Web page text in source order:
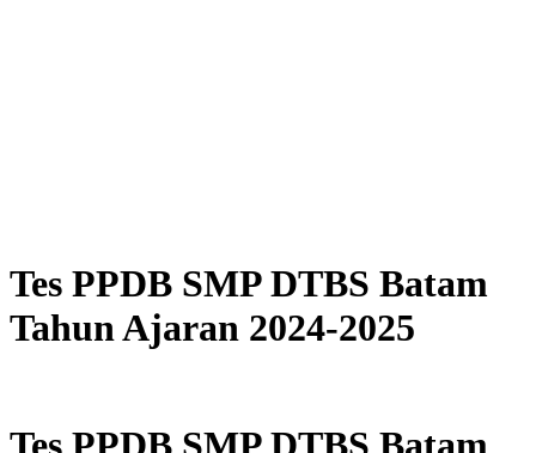
Tes PPDB SMP DTBS Batam
Tahun Ajaran 2024-2025